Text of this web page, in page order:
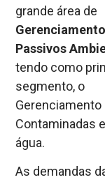
grande área de
Passivos
tendo como
segmento, o
Gerenciamento
Contaminadas
água.
As demandas